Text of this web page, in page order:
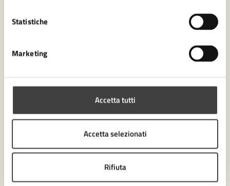
Statistiche
Marketing
Accetta tutti
Accetta selezionati
Rifiuta
Contatta il comune
Leggi le domande frequenti
Prenota appuntamento
Problemi in città